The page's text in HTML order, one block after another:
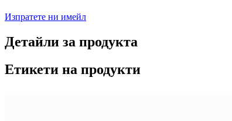
Изпратете ни имейл
Детайли за продукта
Етикети на продукти